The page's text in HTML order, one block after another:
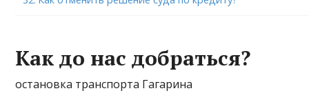
Как до нас добраться?
остановка транспорта Гагарина